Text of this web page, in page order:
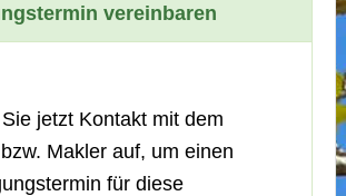
vereinbaren
jetzt Kontakt mit dem
Makler auf, um einen
für diese